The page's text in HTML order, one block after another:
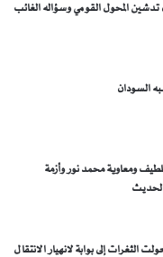
تدشين المحول القومي وسؤاله الغائب
السودان
ومعاوية محمد نور وأزمة
في السودان الحديث
الثغرات إلى بوابة لانهيار الانتقال